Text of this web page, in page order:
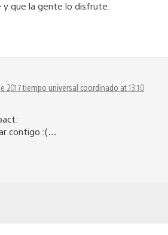
y que la gente lo disfrute.
2017 tiempo universal coordinado at 13:10
contigo :(…